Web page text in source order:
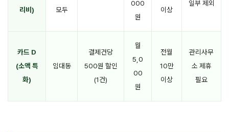
리비)
모두
000
원
이상
일부 제외
카드 D
(소액 특
화)
임대동
결제건당
500원 할인
(1건)
월
5,0
00
원
전월
10만
이상
관리사무
소 제휴
필요